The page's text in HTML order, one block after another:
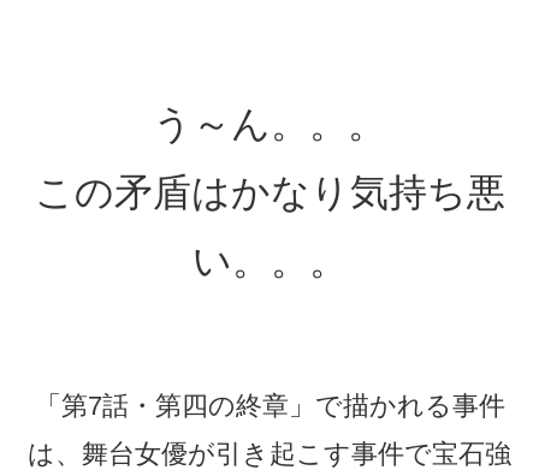
う～ん。。。
この矛盾はかなり気持ち悪
い。。。
「第7話・第四の終章」で描かれる事件
は、舞台女優が引き起こす事件で宝石強